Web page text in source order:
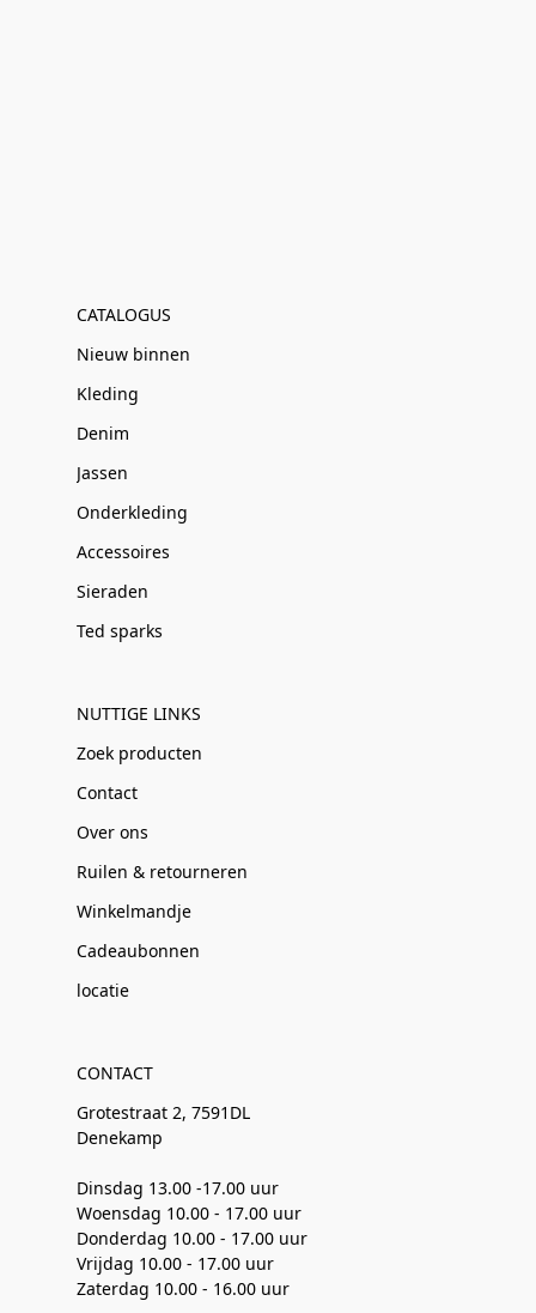
CATALOGUS
Nieuw binnen
Kleding
Denim
Jassen
Onderkleding
Accessoires
Sieraden
Ted sparks
NUTTIGE LINKS
Zoek producten
Contact
Over ons
Ruilen & retourneren
Winkelmandje
Cadeaubonnen
locatie
CONTACT
Grotestraat 2, 7591DL
Denekamp
Dinsdag 13.00 -17.00 uur
Woensdag 10.00 - 17.00 uur
Donderdag 10.00 - 17.00 uur
Vrijdag 10.00 - 17.00 uur
Zaterdag 10.00 - 16.00 uur